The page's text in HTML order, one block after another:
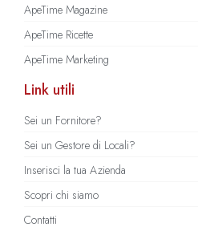
ApeTime Magazine
ApeTime Ricette
ApeTime Marketing
Link utili
Sei un Fornitore?
Sei un Gestore di Locali?
Inserisci la tua Azienda
Scopri chi siamo
Contatti